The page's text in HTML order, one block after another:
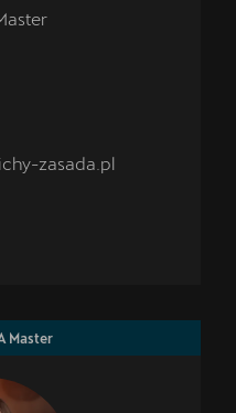
zasada.pl
Master